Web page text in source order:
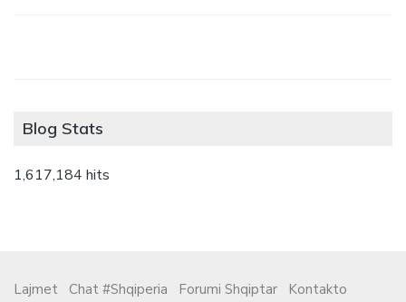
Blog Stats
1,617,184 hits
Lajmet Chat #Shqiperia Forumi Shqiptar Kontakto